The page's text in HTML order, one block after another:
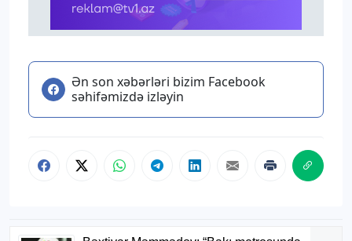
Ən son xəbərləri bizim Facebook
səhifəmizdə izləyin